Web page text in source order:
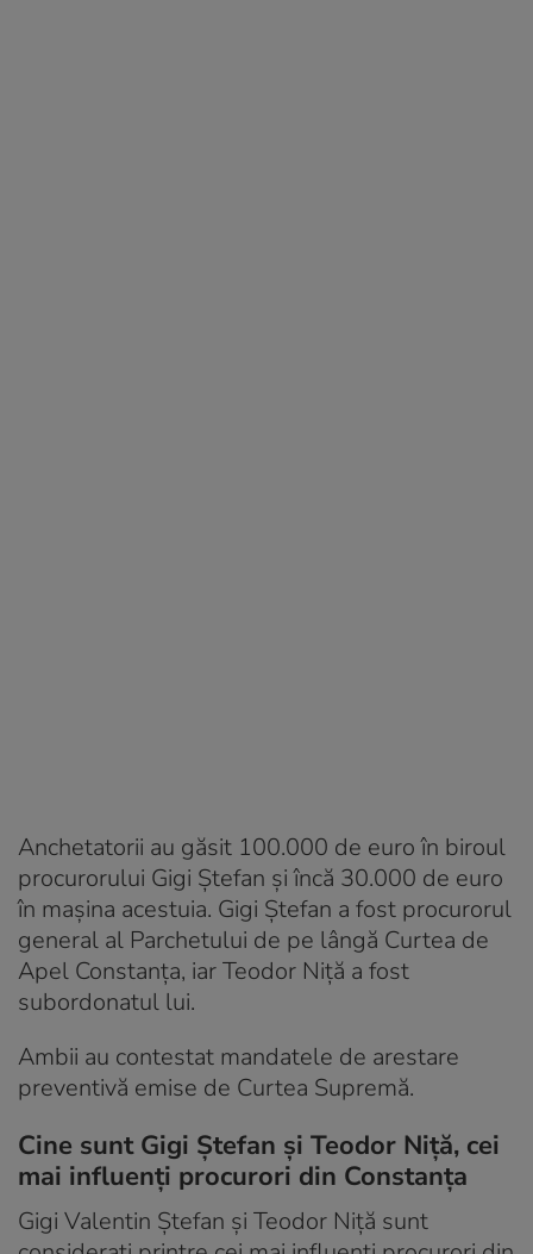
Anchetatorii au găsit 100.000 de euro în biroul
procurorului Gigi Ștefan și încă 30.000 de euro
în mașina acestuia. Gigi Ștefan a fost procurorul
general al Parchetului de pe lângă Curtea de
Apel Constanța, iar Teodor Niță a fost
subordonatul lui.
Ambii au contestat mandatele de arestare
preventivă emise de Curtea Supremă.
Cine sunt Gigi Ștefan și Teodor Niță, cei
mai influenți procurori din Constanța
Gigi Valentin Ștefan și Teodor Niță sunt